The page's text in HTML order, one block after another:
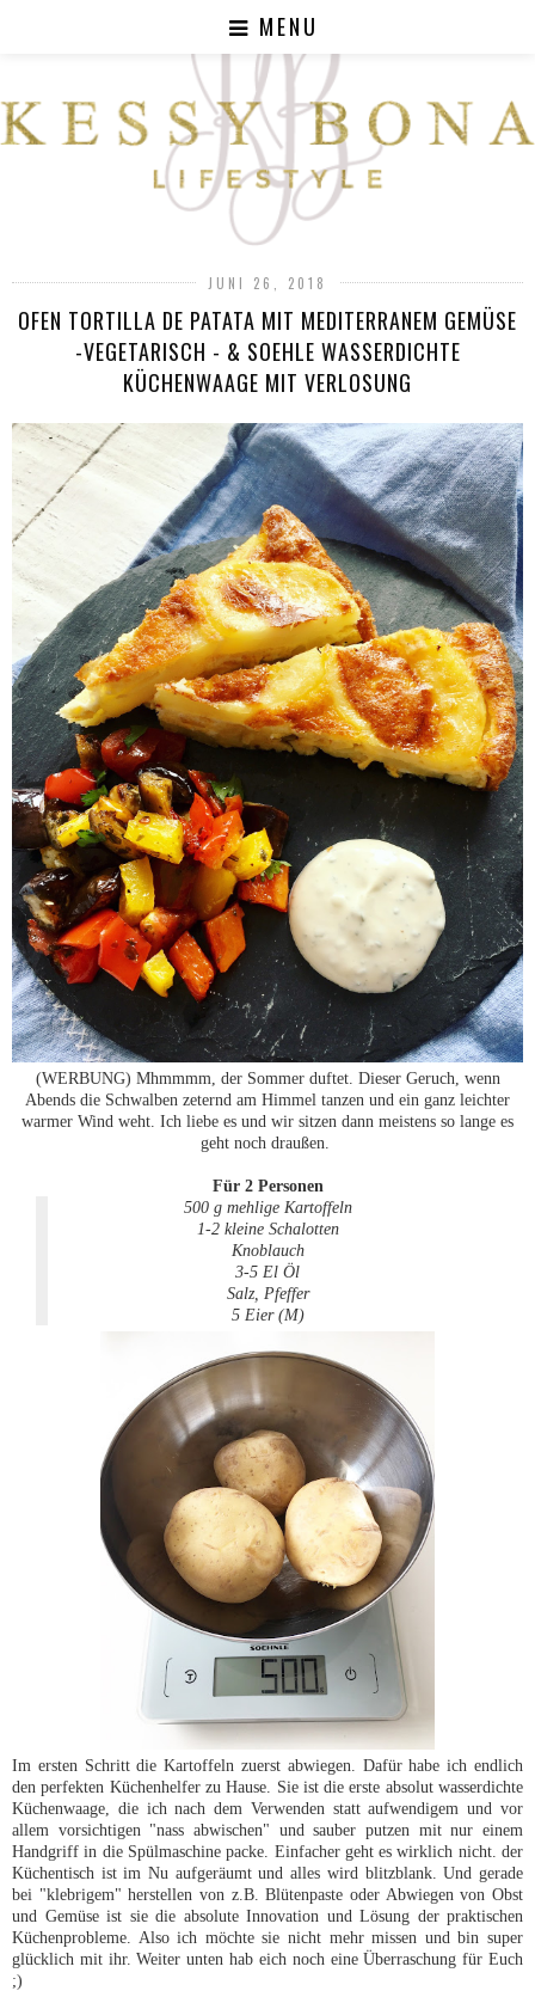
MENU
JUNI 26, 2018
OFEN TORTILLA DE PATATA MIT MEDITERRANEM GEMÜSE
-VEGETARISCH - & SOEHLE WASSERDICHTE
KÜCHENWAAGE MIT VERLOSUNG
(WERBUNG) Mhmmmm, der Sommer duftet. Dieser Geruch, wenn
Abends die Schwalben zeternd am Himmel tanzen und ein ganz leichter
warmer Wind weht. Ich liebe es und wir sitzen dann meistens so lange es
geht noch draußen.
Für 2 Personen
500 g mehlige Kartoffeln
1-2 kleine Schalotten
Knoblauch
3-5 El Öl
Salz, Pfeffer
5 Eier (M)
Im ersten Schritt die Kartoffeln zuerst abwiegen. Dafür habe ich endlich
den perfekten Küchenhelfer zu Hause. Sie ist die erste absolut wasserdichte
Küchenwaage, die ich nach dem Verwenden statt aufwendigem und vor
allem vorsichtigen "nass abwischen" und sauber putzen mit nur einem
Handgriff in die Spülmaschine packe. Einfacher geht es wirklich nicht. der
Küchentisch ist im Nu aufgeräumt und alles wird blitzblank. Und gerade
bei "klebrigem" herstellen von z.B. Blütenpaste oder Abwiegen von Obst
und Gemüse ist sie die absolute Innovation und Lösung der praktischen
Küchenprobleme. Also ich möchte sie nicht mehr missen und bin super
glücklich mit ihr. Weiter unten hab eich noch eine Überraschung für Euch
;)